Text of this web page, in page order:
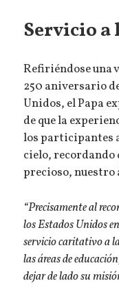
Servicio a
Refiriéndose una
250 aniversario
Unidos, el Papa
de que la
los participantes
cielo, recordando
precioso, nuestro
“Precisamente al
los Estados Unidos
servicio caritativo a
las áreas de
dejar de lado su